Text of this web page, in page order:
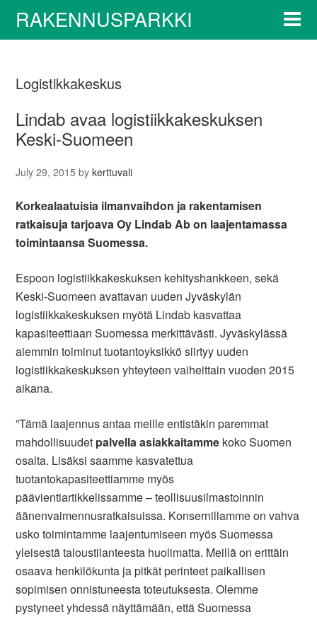
RAKENNUSPARKKI
Logistikkakeskus
Lindab avaa logistiikkakeskuksen
Keski-Suomeen
July 29, 2015 bykerttuvali
Korkealaatuisia ilmanvaihdon ja rakentamisen
ratkaisuja tarjoava Oy Lindab Ab on laajentamassa
toimintaansa Suomessa.
​Espoon logistiikkakeskuksen kehityshankkeen, sekä
Keski-Suomeen avattavan uuden Jyväskylän
logistiikkakeskuksen myötä Lindab kasvattaa
kapasiteettiaan Suomessa merkittävästi. Jyväskylässä
aiemmin toiminut tuotantoyksikkö siirtyy uuden
logistiikkakeskuksen yhteyteen vaiheittain vuoden 2015
aikana.
”Tämä laajennus antaa meille entistäkin paremmat
mahdollisuudet palvella asiakkaitamme koko Suomen
osalta. Lisäksi saamme kasvatettua
tuotantokapasiteettiamme myös
päävientiartikkelissamme – teollisuusilmastoinnin
äänenvaimennusratkaisuissa. Konsernillamme on vahva
usko toimintamme laajentumiseen myös Suomessa
yleisestä taloustilanteesta huolimatta. Meillä on erittäin
osaava henkilökunta ja pitkät perinteet paikallisen
sopimisen onnistuneesta toteutuksesta. Olemme
pystyneet yhdessä näyttämään, että Suomessa